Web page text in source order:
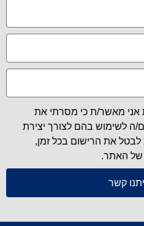
אני מאשר/ת כי מסרתי את
ה לשימוש בהם לצורך יצירת
לבטל את הרישום בכל זמן,
של האתר.
קשר